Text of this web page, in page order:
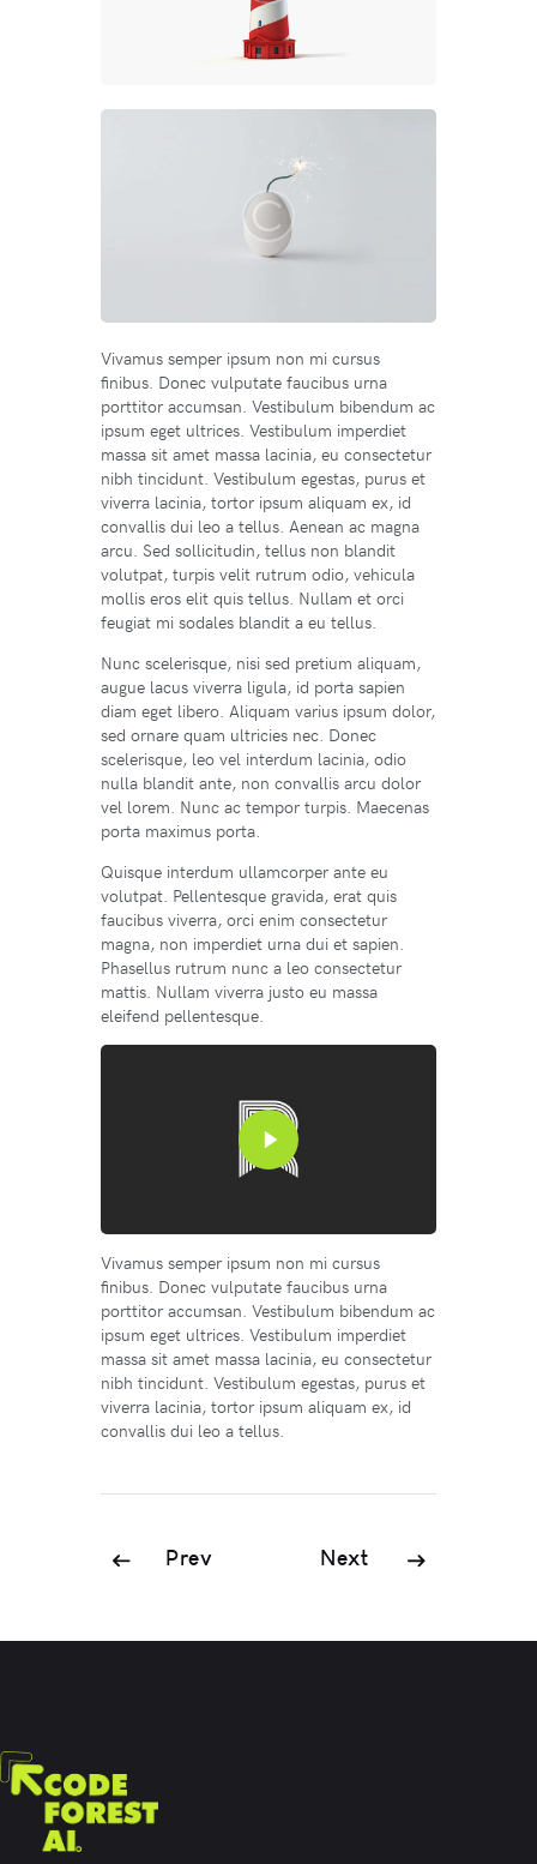
Vivamus semper ipsum non mi cursus
finibus. Donec vulputate faucibus urna
porttitor accumsan. Vestibulum bibendum ac
ipsum eget ultrices. Vestibulum imperdiet
massa sit amet massa lacinia, eu consectetur
nibh tincidunt. Vestibulum egestas, purus et
viverra lacinia, tortor ipsum aliquam ex, id
convallis dui leo a tellus. Aenean ac magna
arcu. Sed sollicitudin, tellus non blandit
volutpat, turpis velit rutrum odio, vehicula
mollis eros elit quis tellus. Nullam et orci
feugiat mi sodales blandit a eu tellus.
Nunc scelerisque, nisi sed pretium aliquam,
augue lacus viverra ligula, id porta sapien
diam eget libero. Aliquam varius ipsum dolor,
sed ornare quam ultricies nec. Donec
scelerisque, leo vel interdum lacinia, odio
nulla blandit ante, non convallis arcu dolor
vel lorem. Nunc ac tempor turpis. Maecenas
porta maximus porta.
Quisque interdum ullamcorper ante eu
volutpat. Pellentesque gravida, erat quis
faucibus viverra, orci enim consectetur
magna, non imperdiet urna dui et sapien.
Phasellus rutrum nunc a leo consectetur
mattis. Nullam viverra justo eu massa
eleifend pellentesque.
Vivamus semper ipsum non mi cursus
finibus. Donec vulputate faucibus urna
porttitor accumsan. Vestibulum bibendum ac
ipsum eget ultrices. Vestibulum imperdiet
massa sit amet massa lacinia, eu consectetur
nibh tincidunt. Vestibulum egestas, purus et
viverra lacinia, tortor ipsum aliquam ex, id
convallis dui leo a tellus.
Prev Next